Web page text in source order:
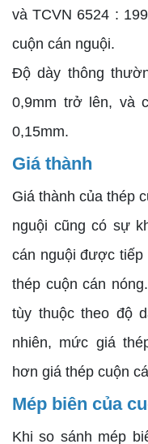
và TCVN 6524 :
cuộn cán nguội.
Độ dày thông
0,9mm trở lên, và
0,15mm.
Giá thành
Giá thành của thép
nguội cũng có sự
cán nguội được
thép cuộn cán
tùy thuộc theo độ
nhiên, mức giá
hơn giá thép cuộn
Mép biên của
Khi so sánh mép